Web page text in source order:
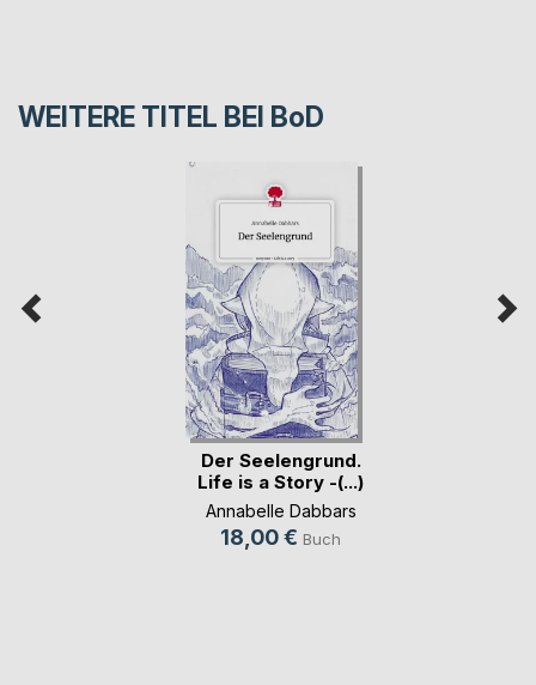
WEITERE TITEL BEI BoD
Der Seelengrund.
Life is a Story -(...)
Annabelle Dabbars
18,00 € Buch